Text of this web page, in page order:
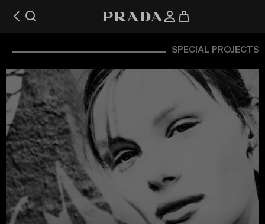
SPECIAL PROJECTS